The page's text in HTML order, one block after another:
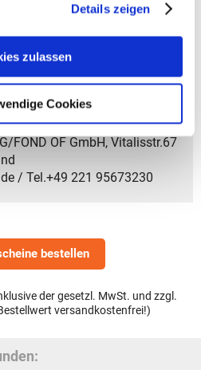
Details zeigen
zulassen
Cookies
FOND OF GmbH, Vitalisstr.67
/ Tel.+49 221 95673230
bestellen
der gesetzl. MwSt. und zzgl.
versandkostenfrei!)